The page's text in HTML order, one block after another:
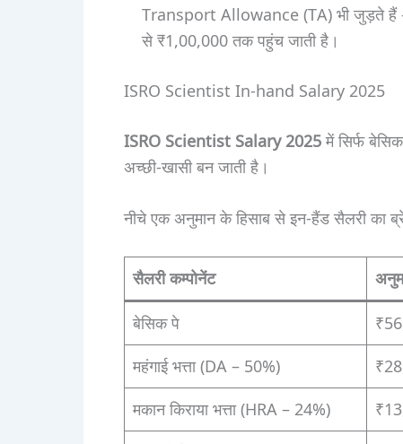
Transport Allowance (TA) भी जुड़ते
से ₹1,00,000 तक पहुंच जाती है।
ISRO Scientist In-hand Salary 2025
ISRO Scientist Salary 2025में सिर्फ
अच्छी-खासी बन जाती है।
नीचे एक अनुमान के हिसाब से इन-हैंड सैलरी का
सैलरी कम्पोनेंट
बेसिक पे
महंगाई भत्ता (DA – 50%)
मकान किराया भत्ता (HRA – 24%)